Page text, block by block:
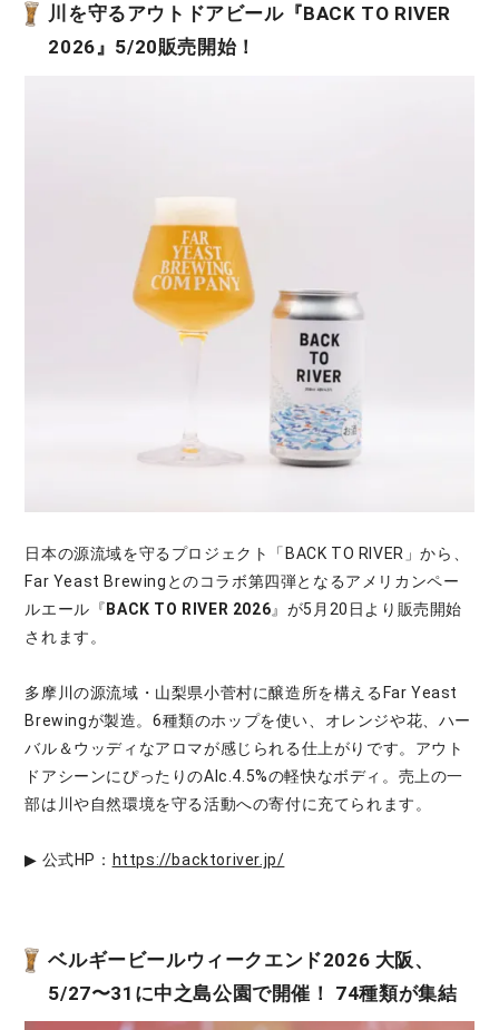
川を守るアウトドアビール『BACK TO RIVER
2026』5/20販売開始！
日本の源流域を守るプロジェクト「BACK TO RIVER」から、
Far Yeast Brewingとのコラボ第四弾となるアメリカンペー
ルエール『BACK TO RIVER 2026』が5月20日より販売開始
されます。
多摩川の源流域・山梨県小菅村に醸造所を構えるFar Yeast
Brewingが製造。6種類のホップを使い、オレンジや花、ハー
バル＆ウッディなアロマが感じられる仕上がりです。アウト
ドアシーンにぴったりのAlc.4.5%の軽快なボディ。売上の一
部は川や自然環境を守る活動への寄付に充てられます。
▶ 公式HP： https://backtoriver.jp/
ベルギービールウィークエンド2026 大阪、
5/27〜31に中之島公園で開催！ 74種類が集結